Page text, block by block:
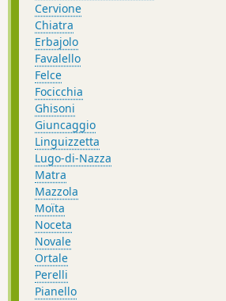
Cervione
Chiatra
Erbajolo
Favalello
Felce
Focicchia
Ghisoni
Giuncaggio
Linguizzetta
Lugo-di-Nazza
Matra
Mazzola
Moïta
Noceta
Novale
Ortale
Perelli
Pianello